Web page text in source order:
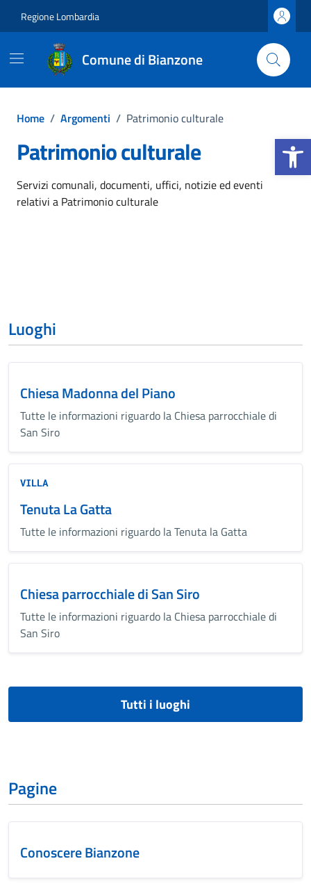
Apri la
Regione Lombardia
Comune di Bianzone
Home / Argomenti / Patrimonio culturale
Patrimonio culturale
Dettagli dell'argomento
Servizi comunali, documenti, uffici, notizie ed eventi
relativi a Patrimonio culturale
Luoghi
Chiesa Madonna del Piano
Tutte le informazioni riguardo la Chiesa parrocchiale di
San Siro
VILLA
Tenuta La Gatta
Tutte le informazioni riguardo la Tenuta la Gatta
Chiesa parrocchiale di San Siro
Tutte le informazioni riguardo la Chiesa parrocchiale di
San Siro
Tutti i luoghi
Pagine
Conoscere Bianzone